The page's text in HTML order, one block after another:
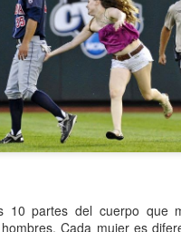
10 partes del cuerpo que
Cada mujer es